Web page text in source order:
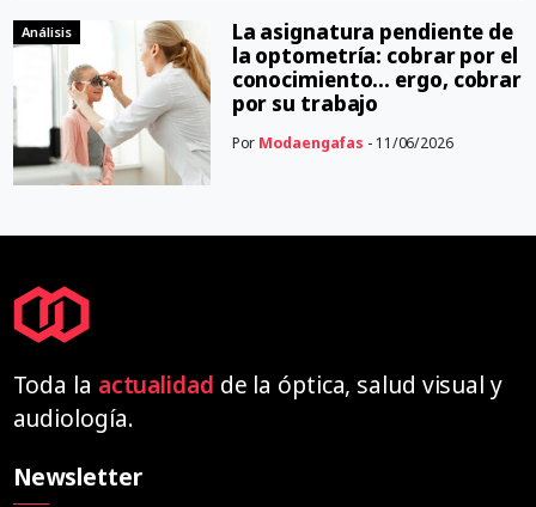
Análisis
La asignatura pendiente de
la optometría: cobrar por el
conocimiento… ergo, cobrar
por su trabajo
Por Modaengafas - 11/06/2026
Toda la actualidad de la óptica, salud visual y
audiología.
Newsletter